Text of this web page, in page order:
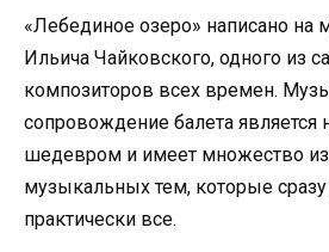
«Лебединое озеро» написано на
Ильича Чайковского, одного из
композиторов всех времен.
сопровождение балета является
шедевром и имеет множество
музыкальных тем, которые
практически все.